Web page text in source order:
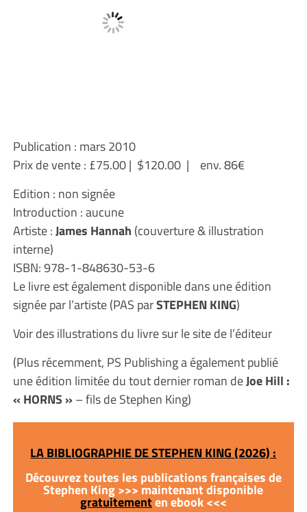
Publication : mars 2010
Prix de vente : £75.00 | $120.00 | env. 86€
Edition : non signée
Introduction : aucune
Artiste :James Hannah (couverture & illustration
interne)
ISBN:978-1-848630-53-6
Le livre est également disponible dans une édition
signée par l’artiste (PAS parSTEPHEN KING)
Voir des illustrations du livre sur le site de l’éditeur
(Plus récemment, PS Publishing a également publié
une édition limitée du tout dernier roman deJoe Hill :
« HORNS » – fils de Stephen King)
LA BIBLIOGRAPHIE DE STEPHEN KING (2026) :
Découvrez toutes les publications françaises de
Stephen King >>> maintenant disponible
gratuitementen ebook <<<